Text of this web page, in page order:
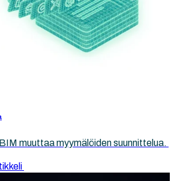
muuttaa myymälöiden suunnittelua.